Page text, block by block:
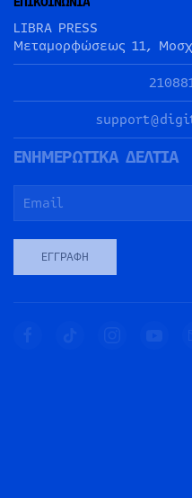
LIBRA PRESS
Μεταμορφώσεως 11,
ΕΝΗΜΕΡΩΤΙΚΑ ΔΕΛΤΙΑ
ΕΓΓΡΑΦΉ